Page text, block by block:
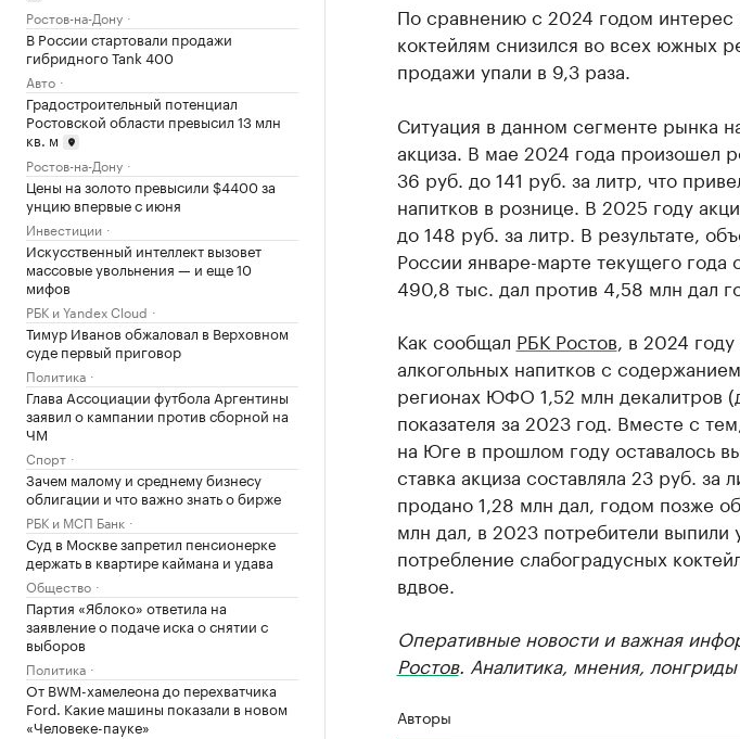
Ростов-на-Дону
В России стартовали продажи
гибридного Tank 400
Авто
Градостроительный потенциал
Ростовской области превысил 13 млн
кв. м
Ростов-на-Дону
Цены на золото превысили $4400 за
унцию впервые с июня
Инвестиции
Искусственный интеллект вызовет
массовые увольнения — и еще 10
мифов
РБК и Yandex Cloud
Тимур Иванов обжаловал в Верховном
суде первый приговор
Политика
Глава Ассоциации футбола Аргентины
заявил о кампании против сборной на
ЧМ
Спорт
Зачем малому и среднему бизнесу
облигации и что важно знать о бирже
РБК и МСП Банк
Суд в Москве запретил пенсионерке
держать в квартире каймана и удава
Общество
Партия «Яблоко» ответила на
заявление о подаче иска о снятии с
выборов
Политика
От BWM-хамелеона до перехватчика
Ford. Какие машины показали в новом
«Человеке-пауке»
По сравнению с 2024 годом интерес
коктейлям снизился во всех южных
продажи упали в 9,3 раза.
Ситуация в данном сегменте рынка
акциза. В мае 2024 года произошел
36 руб. до 141 руб. за литр, что
напитков в рознице. В 2025 году
до 148 руб. за литр. В результате,
России январе-марте текущего года
490,8 тыс. дал против 4,58 млн дал
Как сообщал РБК Ростов , в 2024
алкогольных напитков с
регионах ЮФО 1,52 млн декалитров
показателя за 2023 год. Вместе с
на Юге в прошлом году оставалось
ставка акциза составляла 23 руб. за
продано 1,28 млн дал, годом позже
млн дал, в 2023 потребители
потребление слабоградусных
вдвое.
Оперативные новости и важная
Ростов. Аналитика, мнения,
Авторы